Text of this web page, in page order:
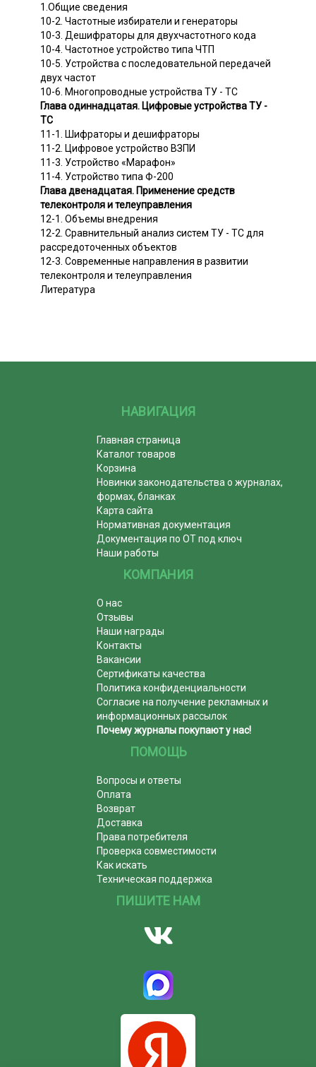
1.Общие сведения
10-2. Частотные избиратели и генераторы
10-3. Дешифраторы для двухчастотного кода
10-4. Частотное устройство типа ЧТП
10-5. Устройства с последовательной передачей
двух частот
10-6. Многопроводные устройства ТУ - ТС
Глава одиннадцатая. Цифровые устройства ТУ -
ТС
11-1. Шифраторы и дешифраторы
11-2. Цифровое устройство ВЗПИ
11-3. Устройство «Марафон»
11-4. Устройство типа Ф-200
Глава двенадцатая. Применение средств
телеконтроля и телеуправления
12-1. Объемы внедрения
12-2. Сравнительный анализ систем ТУ - ТС для
рассредоточенных объектов
12-3. Современные направления в развитии
телеконтроля и телеуправления
Литература
НАВИГАЦИЯ
Главная страница
Каталог товаров
Корзина
Новинки законодательства о журналах,
формах, бланках
Карта сайта
Нормативная документация
Документация по ОТ под ключ
Наши работы
КОМПАНИЯ
О нас
Отзывы
Наши награды
Контакты
Вакансии
Сертификаты качества
Политика конфиденциальности
Согласие на получение рекламных и
информационных рассылок
Почему журналы покупают у нас!
ПОМОЩЬ
Вопросы и ответы
Оплата
Возврат
Доставка
Права потребителя
Проверка совместимости
Как искать
Техническая поддержка
ПИШИТЕ НАМ